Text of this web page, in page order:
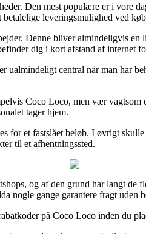
Den mest populære er i vore
leveringsmulighed ved
Denne bliver almindeligvis en
dig i kort afstand af internet
central når man har
Coco Loco, men vær
tager hjem.
for et fastslået beløb. I øvrigt
til et afhentningssted.
og af den grund har langt
nogle gange garantere fragt uden
på Coco Loco inden du